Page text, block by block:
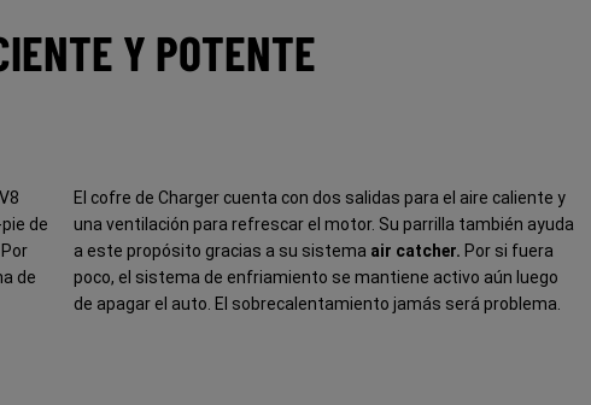
Y POTENTE
de
de
El cofre de Charger cuenta con dos salidas para el aire caliente y
una ventilación para refrescar el motor. Su parrilla también ayuda
a este propósito gracias a su sistema air catcher. Por si fuera
poco, el sistema de enfriamiento se mantiene activo aún luego
de apagar el auto. El sobrecalentamiento jamás será problema.